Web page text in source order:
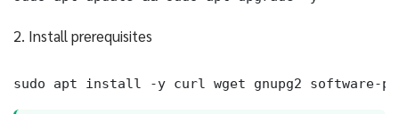
2. Install prerequisites
sudo apt install -y curl wget gnupg2 software-